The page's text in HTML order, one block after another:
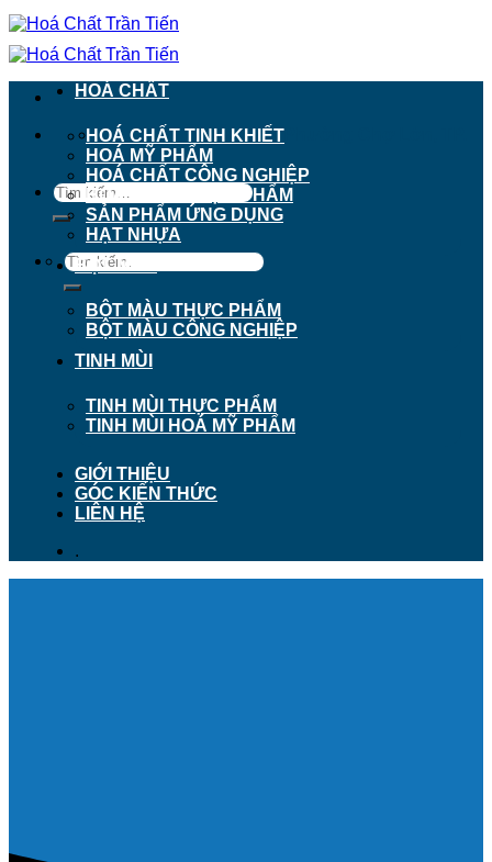
Chuyển
đến
nội
911 - 913 Nguyễn Trãi, Phường Chợ Lớn, TP.
Hồ Chí Minh
Tìm
kiếm:
Tìm
kiếm:
HOÁ CHẤT
HOÁ CHẤT TINH KHIẾT
HOÁ MỸ PHẨM
HOÁ CHẤT CÔNG NGHIỆP
HOÁ CHẤT THỰC PHẨM
SẢN PHẨM ỨNG DỤNG
HẠT NHỰA
BỘT MÀU
BỘT MÀU THỰC PHẨM
BỘT MÀU CÔNG NGHIỆP
TINH MÙI
TINH MÙI THỰC PHẨM
TINH MÙI HOÁ MỸ PHẨM
GIỚI THIỆU
GÓC KIẾN THỨC
LIÊN HỆ
.